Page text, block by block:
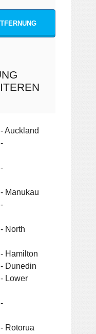
Auckland
Manukau
North
Hamilton
Dunedin
Lower
Rotorua